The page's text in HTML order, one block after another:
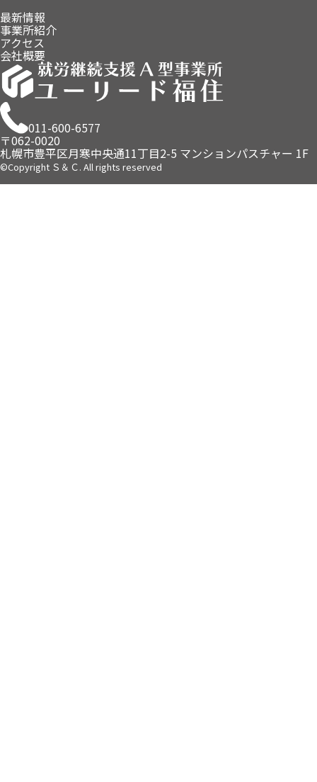
最新情報
事業所紹介
アクセス
会社概要
011-600-6577
〒062-0020
札幌市豊平区月寒中央通11丁目2-5 マンションパスチャー 1F
©Copyright Ｓ＆Ｃ. All rights reserved